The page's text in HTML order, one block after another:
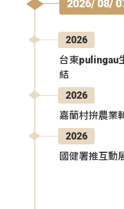
2026/ 08/
2026
台東pulingau
結
2026
嘉蘭村拚農業
2026
國健署推互動